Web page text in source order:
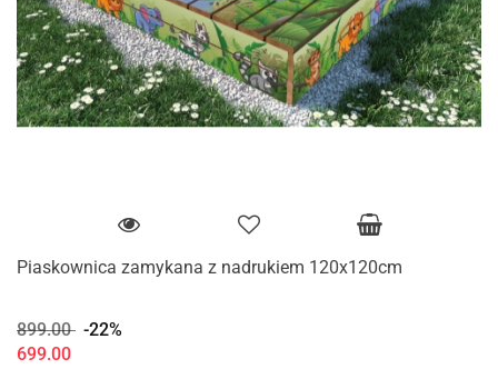
Piaskownica zamykana z nadrukiem 120x120cm
899.00 -22%
699.00